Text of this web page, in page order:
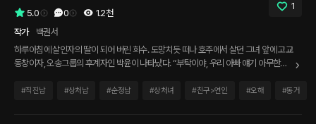
5.0
0 1.2천
1
작가
백권서
하루아침에 살인자의 딸이 되어 버린 희수. 도망치듯 떠나 호주에서 살던 그녀 앞에 고교
동창이자, 오송그룹의 후계자인 박윤이 나타났다. “부탁이야, 우리 아빠 얘기 아무한테
니, 말도 안 되는 조건의 계약으로 장난스러운 협박까지 하는 윤. “나한테 이러는 이유가
#직진남 #상처남 #순정남 #상처녀 #친구>연인 #오해 #동거